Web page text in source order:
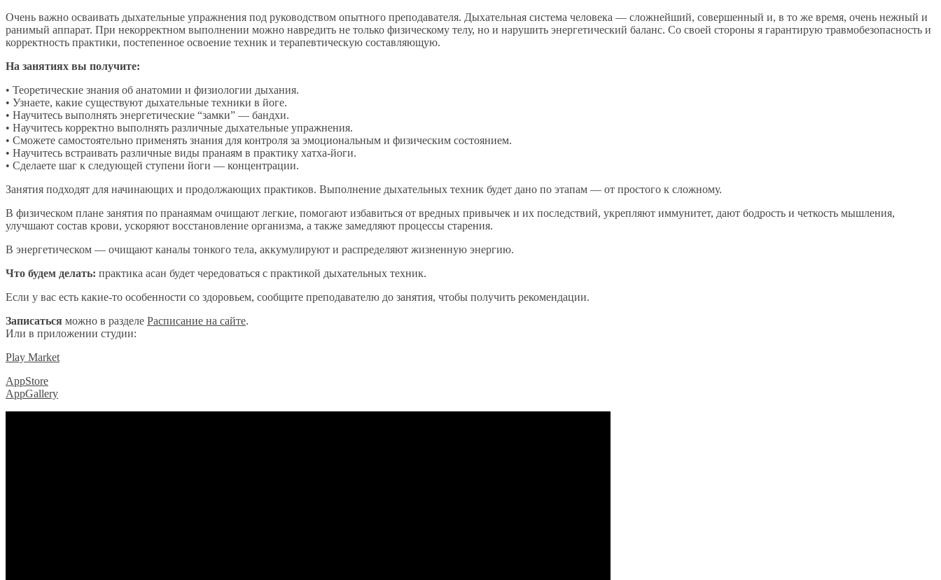
Очень важно осваивать дыхательные упражнения под руководством опытного преподавателя. Дыхательная система человека — сложнейший, совершенный и, в то же время, очень нежный и
ранимый аппарат. При некорректном выполнении можно навредить не только физическому телу, но и нарушить энергетический баланс. Со своей стороны я гарантирую травмобезопасность и
корректность практики, постепенное освоение техник и терапевтическую составляющую.
На занятиях вы получите:
• Теоретические знания об анатомии и физиологии дыхания.
• Узнаете, какие существуют дыхательные техники в йоге.
• Научитесь выполнять энергетические “замки” — бандхи.
• Научитесь корректно выполнять различные дыхательные упражнения.
• Сможете самостоятельно применять знания для контроля за эмоциональным и физическим состоянием.
• Научитесь встраивать различные виды пранаям в практику хатха-йоги.
• Сделаете шаг к следующей ступени йоги — концентрации.
Занятия подходят для начинающих и продолжающих практиков. Выполнение дыхательных техник будет дано по этапам — от простого к сложному.
В физическом плане занятия по пранаямам очищают легкие, помогают избавиться от вредных привычек и их последствий, укрепляют иммунитет, дают бодрость и четкость мышления,
улучшают состав крови, ускоряют восстановление организма, а также замедляют процессы старения.
В энергетическом — очищают каналы тонкого тела, аккумулируют и распределяют жизненную энергию.
Что будем делать: практика асан будет чередоваться с практикой дыхательных техник.
Если у вас есть какие-то особенности со здоровьем, сообщите преподавателю до занятия, чтобы получить рекомендации.
Записаться можно в разделе Расписание на сайте.
Или в приложении студии:
Play Market
AppStore
AppGallery